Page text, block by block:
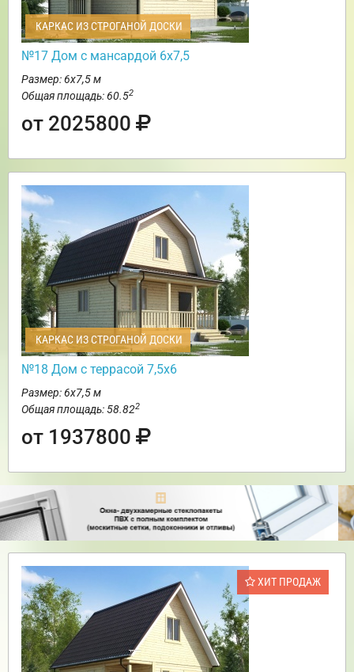
КАРКАС ИЗ СТРОГАНОЙ ДОСКИ
№17 Дом с мансардой 6х7,5
Размер: 6х7,5 м
Общая площадь: 60.52
от 2025800
КАРКАС ИЗ СТРОГАНОЙ ДОСКИ
№18 Дом с террасой 7,5х6
Размер: 6х7,5 м
Общая площадь: 58.822
от 1937800
ХИТ ПРОДАЖ